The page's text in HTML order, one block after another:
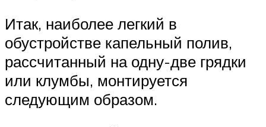
Итак, наиболее легкий в
обустройстве капельный полив,
рассчитанный на одну-две грядки
или клумбы, монтируется
следующим образом.